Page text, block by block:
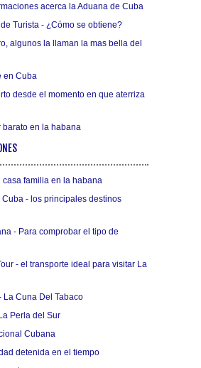
acerca la Aduana de Cuba
Turista - ¿Cómo se obtiene?
algunos la llaman la mas bella del
en Cuba
desde el momento en que aterriza
en la habana
casa familia en la habana
Cuba - los principales destinos
- Para comprobar el tipo de
- el transporte ideal para visitar La
La Cuna Del Tabaco
Perla del Sur
Cubana
detenida en el tiempo